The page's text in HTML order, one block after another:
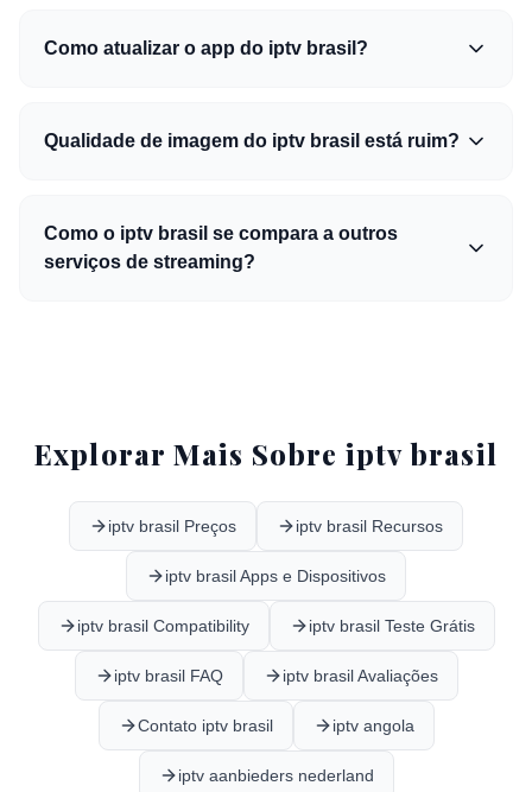
Como atualizar o app do iptv brasil?
Qualidade de imagem do iptv brasil está ruim?
Como o iptv brasil se compara a outros
serviços de streaming?
Explorar Mais Sobre iptv brasil
iptv brasil Preços iptv brasil Recursos
iptv brasil Apps e Dispositivos
iptv brasil Compatibility iptv brasil Teste Grátis
iptv brasil FAQ iptv brasil Avaliações
Contato iptv brasil iptv angola
iptv aanbieders nederland